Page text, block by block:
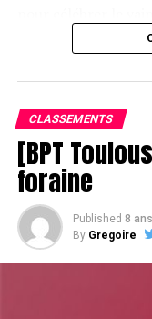
CLASSEMENTS
[BPT
foraine
Published 8
By Gregoire